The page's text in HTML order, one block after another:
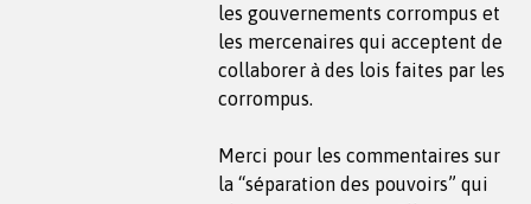
les gouvernements corrompus et
les mercenaires qui acceptent de
collaborer à des lois faites par les
corrompus.
Merci pour les commentaires sur
la “séparation des pouvoirs” qui